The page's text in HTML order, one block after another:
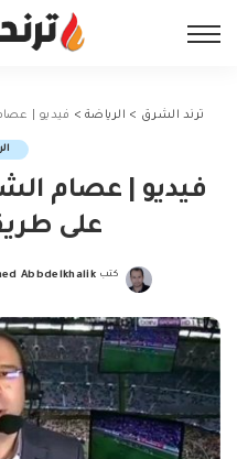
ترند الشرق > الرياضة> فيديو | عصام
فيديو | عصام
على
Posted
كتب Abbdelkhalik